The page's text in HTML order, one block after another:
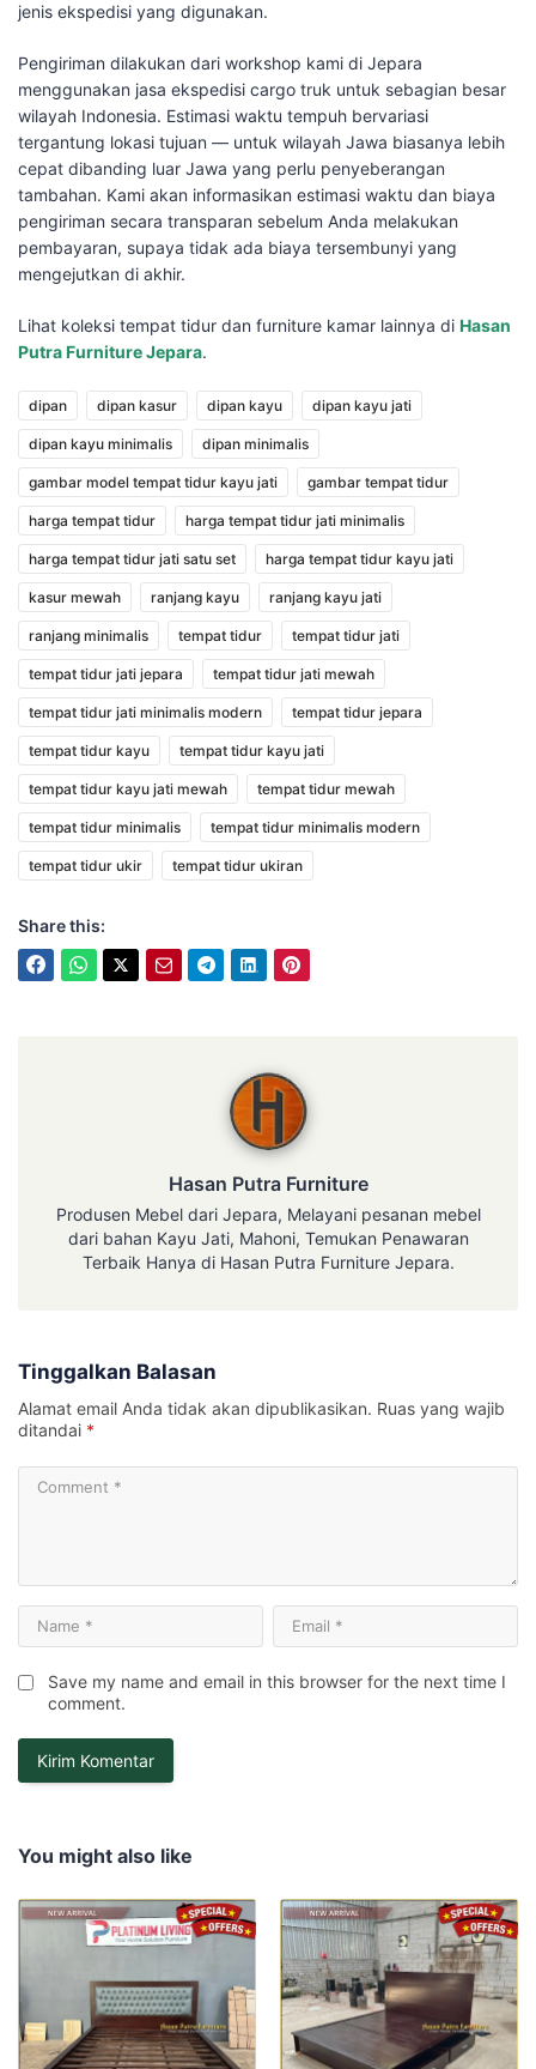
jenis ekspedisi yang digunakan.
Pengiriman dilakukan dari workshop kami di Jepara
menggunakan jasa ekspedisi cargo truk untuk sebagian besar
wilayah Indonesia. Estimasi waktu tempuh bervariasi
tergantung lokasi tujuan — untuk wilayah Jawa biasanya lebih
cepat dibanding luar Jawa yang perlu penyeberangan
tambahan. Kami akan informasikan estimasi waktu dan biaya
pengiriman secara transparan sebelum Anda melakukan
pembayaran, supaya tidak ada biaya tersembunyi yang
mengejutkan di akhir.
Lihat koleksi tempat tidur dan furniture kamar lainnya di Hasan
Putra Furniture Jepara.
dipan dipan kasur dipan kayu dipan kayu jati
dipan kayu minimalis dipan minimalis
gambar model tempat tidur kayu jati gambar tempat tidur
harga tempat tidur harga tempat tidur jati minimalis
harga tempat tidur jati satu set harga tempat tidur kayu jati
kasur mewah ranjang kayu ranjang kayu jati
ranjang minimalis tempat tidur tempat tidur jati
tempat tidur jati jepara tempat tidur jati mewah
tempat tidur jati minimalis modern tempat tidur jepara
tempat tidur kayu tempat tidur kayu jati
tempat tidur kayu jati mewah tempat tidur mewah
tempat tidur minimalis tempat tidur minimalis modern
tempat tidur ukir tempat tidur ukiran
Share this:
Hasan Putra Furniture
Produsen Mebel dari Jepara, Melayani pesanan mebel
dari bahan Kayu Jati, Mahoni, Temukan Penawaran
Terbaik Hanya di Hasan Putra Furniture Jepara.
Tinggalkan Balasan
Alamat email Anda tidak akan dipublikasikan. Ruas yang wajib
ditandai *
Save my name and email in this browser for the next time I
comment.
You might also like